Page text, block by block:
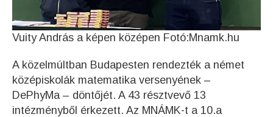
Vuity András a képen középen Fotó:Mnamk.hu
A közelmúltban Budapesten rendezték a német
középiskolák matematika versenyének –
DePhyMa – döntőjét. A 43 résztvevő 13
intézményből érkezett. Az MNÁMK-t a 10.a